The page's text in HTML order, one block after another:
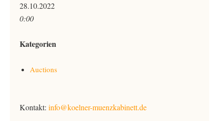
28.10.2022
0:00
Kategorien
Auctions
Kontakt: info@koelner-muenzkabinett.de